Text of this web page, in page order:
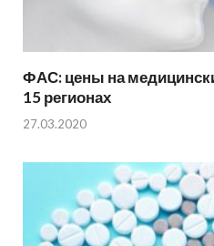
ФАС: цены на
15 регионах
27.03.2020